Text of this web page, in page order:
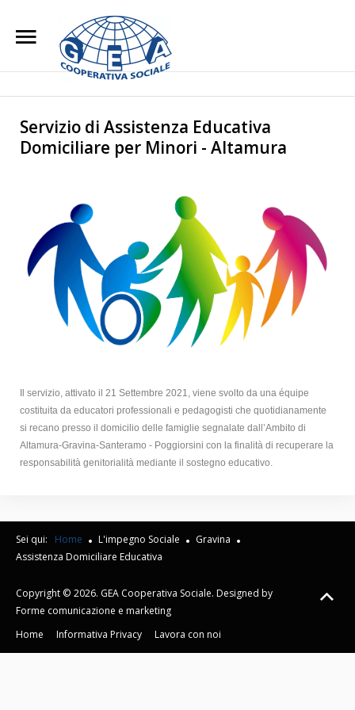
Home
L'impegno Sociale
Blog
Lavora con noi
Contatti
SearchOur Site
Servizio di Assistenza Educativa
Domiciliare per Minori - Altamura
Il servizio, attivato il 21 Settembre 2021, viene svolto da una équipe
costituita da educatori professionali e pedagogisti che quotidianamente
si recano presso il domicilio delle famiglie segnalate dall’Ambito di
Altamura-Gravina-Santeramo - Poggiorsini con la finalità di recuperare la
responsabilità genitorialità mediante il sostegno educativo.
Sei qui: Home L'impegno Sociale
Gravina
Assistenza Domiciliare Educativa
Copyright © 2026. GEA Cooperativa Sociale. Designed by
Forme comunicazione e marketing
Home
Informativa Privacy Lavora con noi